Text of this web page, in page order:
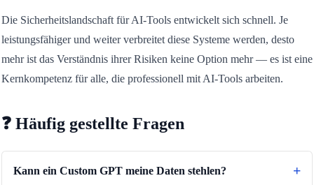
Die Sicherheitslandschaft für AI-Tools entwickelt sich schnell. Je
leistungsfähiger und weiter verbreitet diese Systeme werden, desto
mehr ist das Verständnis ihrer Risiken keine Option mehr — es ist eine
Kernkompetenz für alle, die professionell mit AI-Tools arbeiten.
❓ Häufig gestellte Fragen
Kann ein Custom GPT meine Daten stehlen?